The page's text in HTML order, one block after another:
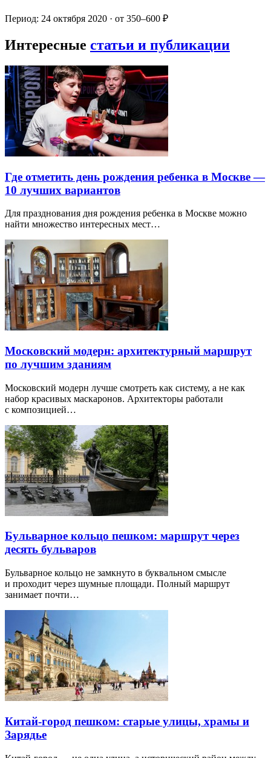
Период: 24 октября 2020 · от 350–600 ₽
Интересные статьи и публикации
Где отметить день рождения ребенка в Москве —
10 лучших вариантов
Для празднования дня рождения ребенка в Москве можно
найти множество интересных мест…
Московский модерн: архитектурный маршрут
по лучшим зданиям
Московский модерн лучше смотреть как систему, а не как
набор красивых маскаронов. Архитекторы работали
с композицией…
Бульварное кольцо пешком: маршрут через
десять бульваров
Бульварное кольцо не замкнуто в буквальном смысле
и проходит через шумные площади. Полный маршрут
занимает почти…
Китай-город пешком: старые улицы, храмы и
Зарядье